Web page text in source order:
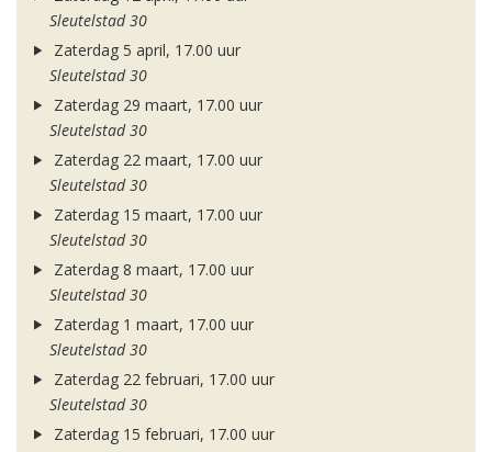
Sleutelstad 30
Zaterdag 5 april, 17.00 uur
Sleutelstad 30
Zaterdag 29 maart, 17.00 uur
Sleutelstad 30
Zaterdag 22 maart, 17.00 uur
Sleutelstad 30
Zaterdag 15 maart, 17.00 uur
Sleutelstad 30
Zaterdag 8 maart, 17.00 uur
Sleutelstad 30
Zaterdag 1 maart, 17.00 uur
Sleutelstad 30
Zaterdag 22 februari, 17.00 uur
Sleutelstad 30
Zaterdag 15 februari, 17.00 uur